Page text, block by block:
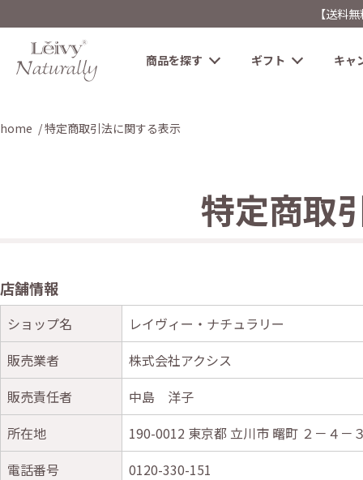
【送料
商品を探す ギフト キャ
home 特定商取引法に関する表示
特定商取
店舗情報
ショップ名
レイヴィー・ナチュラリー
販売業者
株式会社アクシス
販売責任者
中島 洋子
所在地
190-0012 東京都 立川市 曙町 ２－４－
電話番号
0120-330-151